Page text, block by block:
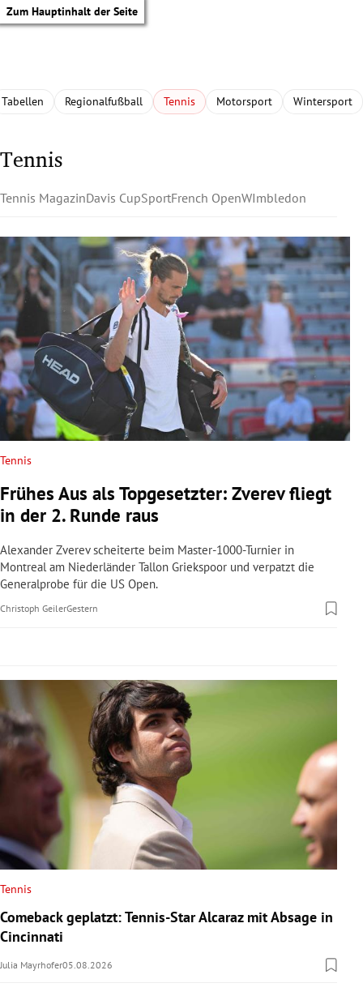
Zum Hauptinhalt der Seite
Untermenü
Untermenü
Untermenü
Untermenü
Untermenü
Untermenü
Untermenü
Untermenü
Tabellen Regionalfußball Tennis Motorsport Wintersport
Tennis
Tennis MagazinDavis CupSportFrench OpenWImbledon
Tennis
Frühes Aus als Topgesetzter: Zverev fliegt
in der 2. Runde raus
Alexander Zverev scheiterte beim Master-1000-Turnier in
Montreal am Niederländer Tallon Griekspoor und verpatzt die
Generalprobe für die US Open.
Christoph GeilerGestern
Tennis
Comeback geplatzt: Tennis-Star Alcaraz mit Absage in
Cincinnati
Julia Mayrhofer05.08.2026